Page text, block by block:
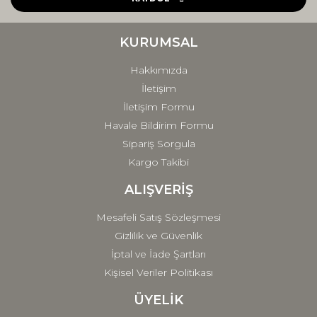
Ürün fiyatı diğer sitelerden daha pahalı.
Gönder
KURUMSAL
Hakkımızda
İletişim
İletişim Formu
Havale Bildirim Formu
Sipariş Sorgula
Kargo Takibi
ALIŞVERİŞ
Mesafeli Satış Sözleşmesi
Gizlilik ve Güvenlik
İptal ve İade Şartları
Kişisel Veriler Politikası
ÜYELİK